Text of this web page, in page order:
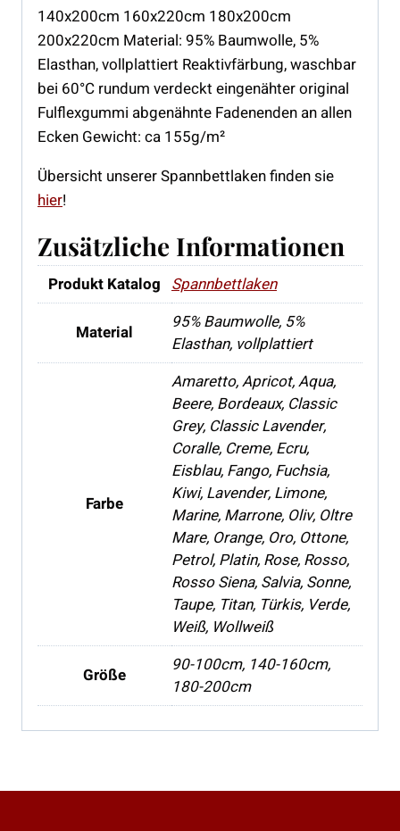
140x200cm 160x220cm 180x200cm
200x220cm Material: 95% Baumwolle, 5%
Elasthan, vollplattiert Reaktivfärbung, waschbar
bei 60°C rundum verdeckt eingenähter original
Fulflexgummi abgenähnte Fadenenden an allen
Ecken Gewicht: ca 155g/m²
Übersicht unserer Spannbettlaken finden sie
hier!
Zusätzliche Informationen
Produkt Katalog Spannbettlaken
Material
95% Baumwolle, 5%
Elasthan, vollplattiert
Farbe
Amaretto, Apricot, Aqua,
Beere, Bordeaux, Classic
Grey, Classic Lavender,
Coralle, Creme, Ecru,
Eisblau, Fango, Fuchsia,
Kiwi, Lavender, Limone,
Marine, Marrone, Oliv, Oltre
Mare, Orange, Oro, Ottone,
Petrol, Platin, Rose, Rosso,
Rosso Siena, Salvia, Sonne,
Taupe, Titan, Türkis, Verde,
Weiß, Wollweiß
Größe
90-100cm, 140-160cm,
180-200cm